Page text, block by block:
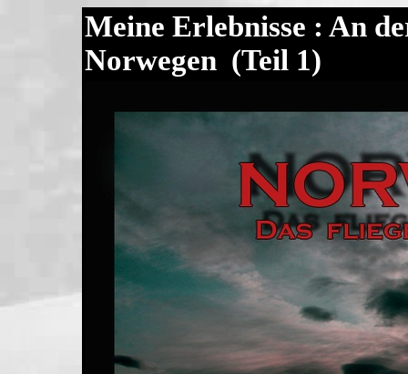
Meine Erlebnisse : An
Norwegen (Teil 1)